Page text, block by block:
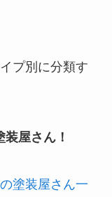
プ別に分類す
屋さん！
塗装屋さん一